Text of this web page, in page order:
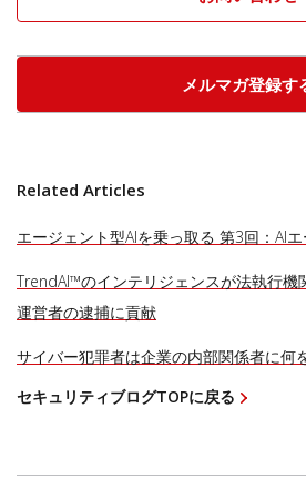
メルマガ登録す
Related Articles
エージェント型AIを乗っ取る 第3回：AI
TrendAI™のインテリジェンスが法執行機
運営者の逮捕に貢献
サイバー犯罪者は企業の内部関係者に何
セキュリティブログTOPに戻る